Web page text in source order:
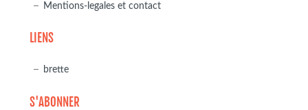
Mentions-legales et contact
LIENS
brette
S'ABONNER